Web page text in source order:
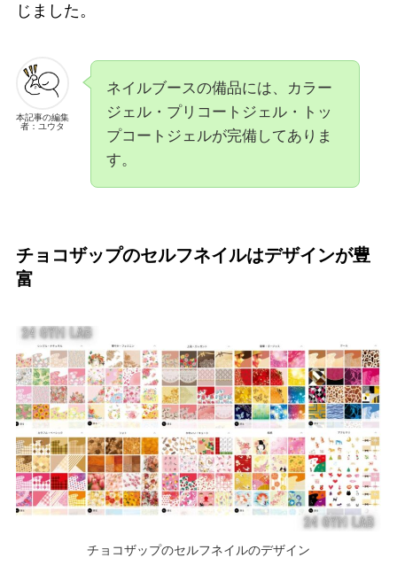
じました。
本記事の編集
者：ユウタ
ネイルブースの備品には、カラー
ジェル・プリコートジェル・トッ
プコートジェルが完備してありま
す。
チョコザップのセルフネイルはデザインが豊
富
チョコザップのセルフネイルのデザイン